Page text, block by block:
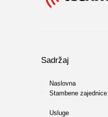
Sadržaj
Naslovna
Stambene zajednice
Usluge